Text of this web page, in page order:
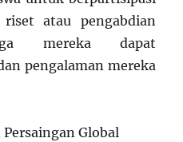
atau pengabdian
mereka dapat
pengalaman mereka
Global